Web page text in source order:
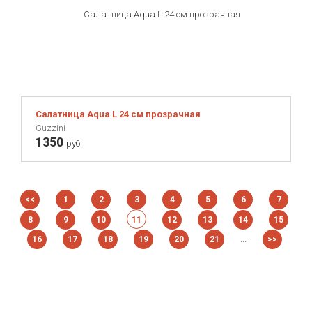
Салатница Aqua L 24 см прозрачная
Guzzini
1350 руб.
<< 1 2 3 4 5 6 7
8 9 10 11 12 13 14
15
16
17 18 19 20 21 ... >>